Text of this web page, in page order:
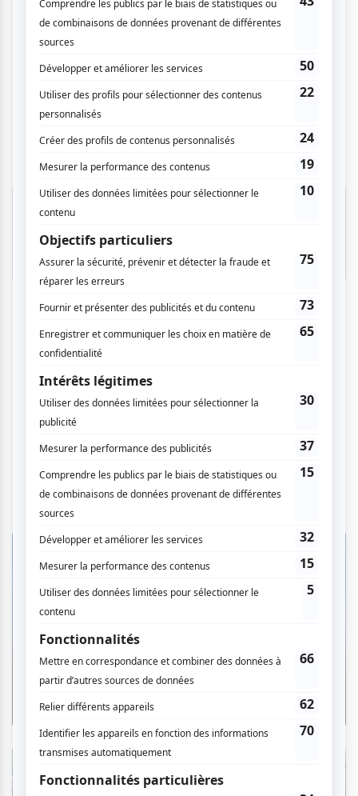
Critiques
«Le Palais des Glaces» : quand la
comédie dystopique fait rire et
frissonner
Par Ève Christian | 7 août 2026